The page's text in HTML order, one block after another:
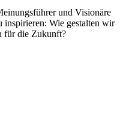
und Visionäre
inspirieren: Wie gestalten wir
für die Zukunft?